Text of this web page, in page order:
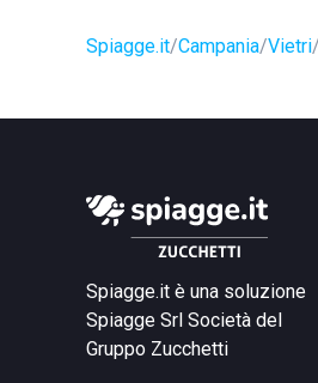
Spiagge.it Campania Vietri
Spiagge.it è una soluzione
Spiagge Srl Società del
Gruppo Zucchetti